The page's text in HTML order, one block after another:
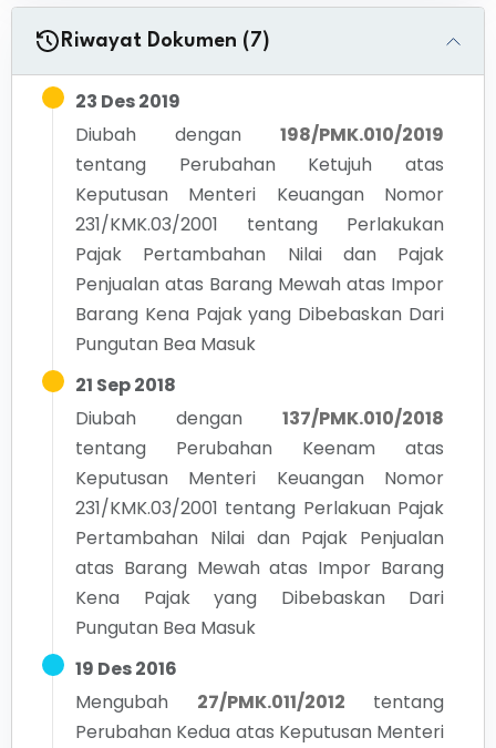
Riwayat Dokumen (7)
23 Des 2019
Diubah dengan
198/PMK.010/2019
tentang Perubahan Ketujuh atas
Keputusan Menteri Keuangan Nomor
231/KMK.03/2001 tentang Perlakukan
Pajak Pertambahan Nilai dan Pajak
Penjualan atas Barang Mewah atas Impor
Barang Kena Pajak yang Dibebaskan Dari
Pungutan Bea Masuk
21 Sep 2018
Diubah dengan
137/PMK.010/2018
tentang Perubahan Keenam atas
Keputusan Menteri Keuangan Nomor
231/KMK.03/2001 tentang Perlakuan Pajak
Pertambahan Nilai dan Pajak Penjualan
atas Barang Mewah atas Impor Barang
Kena Pajak yang Dibebaskan Dari
Pungutan Bea Masuk
19 Des 2016
Mengubah
27/PMK.011/2012
tentang
Perubahan Kedua atas Keputusan Menteri